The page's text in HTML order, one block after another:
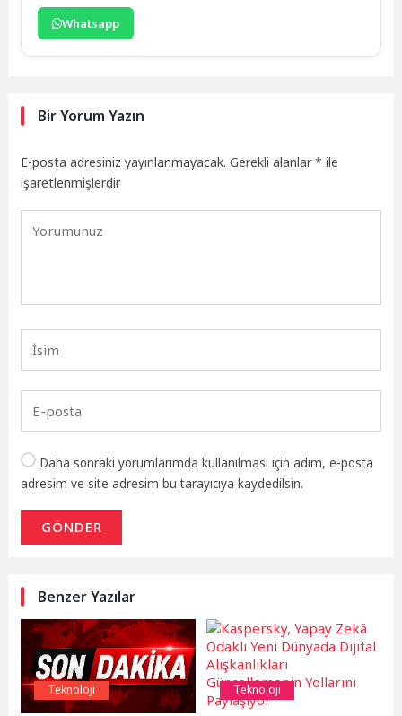
Whatsapp
Bir Yorum Yazın
E-posta adresiniz yayınlanmayacak. Gerekli alanlar* ile
işaretlenmişlerdir
Daha sonraki yorumlarımda kullanılması için adım, e-posta
adresim ve site adresim bu tarayıcıya kaydedilsin.
GÖNDER
Benzer Yazılar
Teknoloji Teknoloji